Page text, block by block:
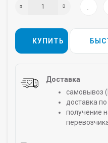
КУПИТЬ
Доставка
самовывоз
доставка по
получение